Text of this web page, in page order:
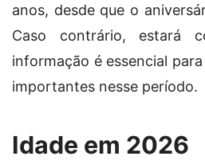
anos, desde que o
Caso contrário, estará
informação é essencial
importantes nesse período.
Idade em 2026